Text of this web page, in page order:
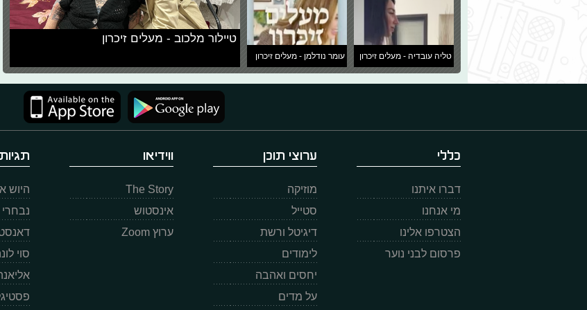
טליה עובדיה - מעלים זיכרון עומר נודלמן - מעלים זיכרון
טיילור מלכוב - מעלים זיכרון
כללי
דברו איתנו
מי אנחנו
הצטרפו אלינו
פרסום לבני נוער
ערוצי תוכן
מוזיקה
סטייל
דיגיטל ורשת
לימודים
יחסים ואהבה
על מדים
ווידיאו
The Story
אינסטוש
ערוץ Zoom
תגיות
היוש
סוי